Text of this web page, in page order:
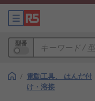
型番
/ 電動工具、 はんだ付
け・溶接